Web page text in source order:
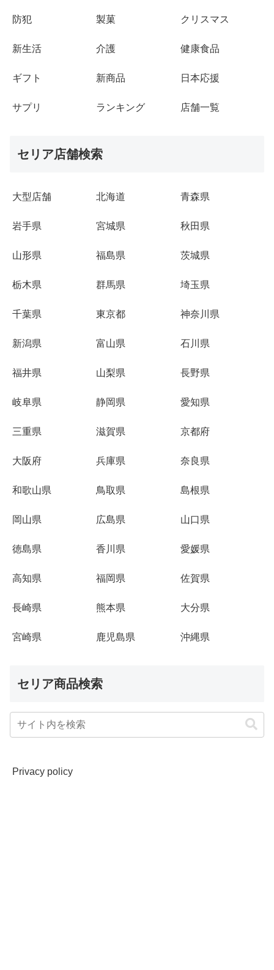
防犯 製菓 クリスマス
新生活 介護 健康食品
ギフト 新商品 日本応援
サプリ ランキング 店舗一覧
セリア店舗検索
大型店舗 北海道 青森県
岩手県 宮城県 秋田県
山形県 福島県 茨城県
栃木県 群馬県 埼玉県
千葉県 東京都 神奈川県
新潟県 富山県 石川県
福井県 山梨県 長野県
岐阜県 静岡県 愛知県
三重県 滋賀県 京都府
大阪府 兵庫県 奈良県
和歌山県 鳥取県 島根県
岡山県 広島県 山口県
徳島県 香川県 愛媛県
高知県 福岡県 佐賀県
長崎県 熊本県 大分県
宮崎県 鹿児島県 沖縄県
セリア商品検索
Privacy policy